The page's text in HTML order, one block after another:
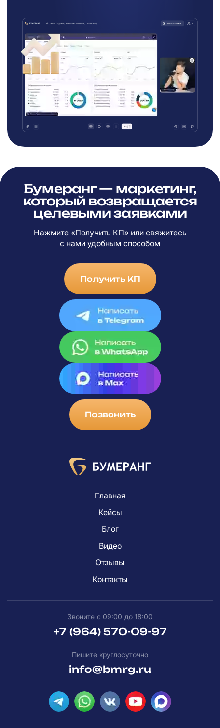
Бумеранг — маркетинг,
который возвращается
целевыми заявками
Нажмите «Получить КП» или свяжитесь
с нами удобным способом
Получить КП
Позвонить
Главная
Кейсы
Блог
Видео
Отзывы
Контакты
Звоните с 09:00 до 18:00
+7 (964) 570-09-97
Пишите круглосуточно
info@bmrg.ru